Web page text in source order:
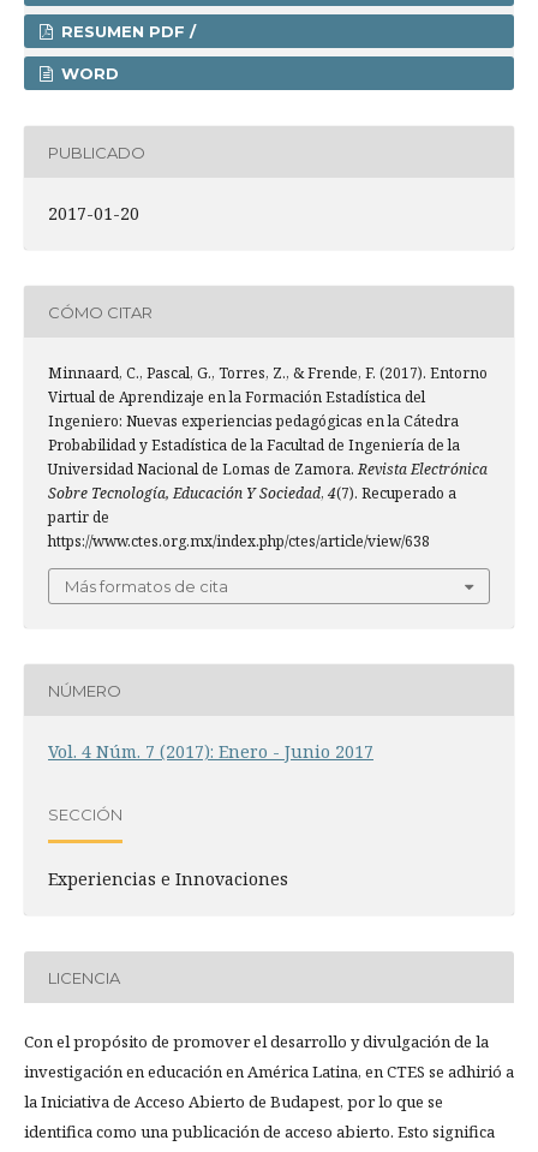
RESUMEN PDF /
WORD
PUBLICADO
2017-01-20
CÓMO CITAR
Minnaard, C., Pascal, G., Torres, Z., & Frende, F. (2017). Entorno
Virtual de Aprendizaje en la Formación Estadística del
Ingeniero: Nuevas experiencias pedagógicas en la Cátedra
Probabilidad y Estadística de la Facultad de Ingeniería de la
Universidad Nacional de Lomas de Zamora.Revista Electrónica
Sobre Tecnología, Educación Y Sociedad, 4(7). Recuperado a
partir de
https://www.ctes.org.mx/index.php/ctes/article/view/638
Más formatos de cita
NÚMERO
Vol. 4 Núm. 7 (2017): Enero - Junio 2017
SECCIÓN
Experiencias e Innovaciones
LICENCIA
Con el propósito de promover el desarrollo y divulgación de la
investigación en educación en América Latina, en CTES se adhirió a
la Iniciativa de Acceso Abierto de Budapest, por lo que se
identifica como una publicación de acceso abierto. Esto significa